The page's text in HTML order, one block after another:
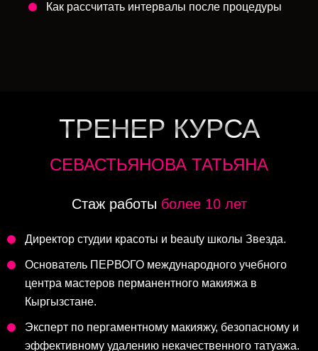
Как рассчитать интервалы после процедуры
ТРЕНЕР КУРСА
СЕВАСТЬЯНОВА ТАТЬЯНА
Стаж работы более 10 лет
Директор студии красоты и beauty школы Звезда.
Основатель ПЕРВОГО международного учебного
центра мастеров перманентного макияжа в
Кыргызстане.
Эксперт по пергаментному макияжу, безопасному и
эффективному удалению некачественного татуажа.